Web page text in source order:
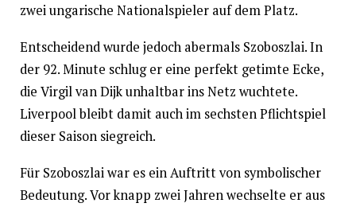
zwei ungarische Nationalspieler auf dem Platz.
Entscheidend wurde jedoch abermals Szoboszlai. In
der 92. Minute schlug er eine perfekt getimte Ecke,
die Virgil van Dijk unhaltbar ins Netz wuchtete.
Liverpool bleibt damit auch im sechsten Pflichtspiel
dieser Saison siegreich.
Für Szoboszlai war es ein Auftritt von symbolischer
Bedeutung. Vor knapp zwei Jahren wechselte er aus